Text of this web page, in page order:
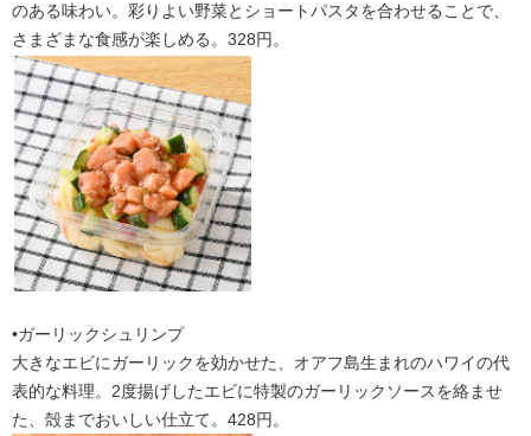
のある味わい。彩りよい野菜とショートパスタを合わせることで、
さまざまな食感が楽しめる。328円。
•ガーリックシュリンプ
大きなエビにガーリックを効かせた、オアフ島生まれのハワイの代
表的な料理。2度揚げしたエビに特製のガーリックソースを絡ませ
た、殻までおいしい仕立て。428円。